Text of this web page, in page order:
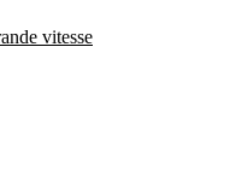
vitesse